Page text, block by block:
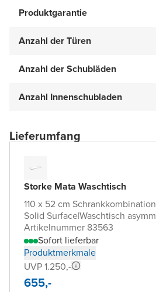
Produktgarantie
Anzahl der Türen
Anzahl der Schubläden
Anzahl Innenschubladen
Lieferumfang
Storke Mata Waschtisch
110 x 52 cm
Solid Surface|Waschtisch
Artikelnummer 83563
Sofort lieferbar
Produktmerkmale
UVP 1.250,-
655,-